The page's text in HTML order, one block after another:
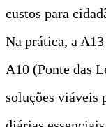
custos para
Na prática, a
A10 (Ponte das
soluções viáveis